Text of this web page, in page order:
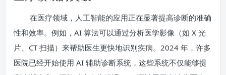
在医疗领域，人工智能的应用正在显著提高诊断的准确
性和效率。例如，AI 算法可以通过分析医学影像（如 X 光
片、CT 扫描）来帮助医生更快地识别疾病。2024 年，许多
医院已经开始使用 AI 辅助诊断系统，这些系统不仅能够提